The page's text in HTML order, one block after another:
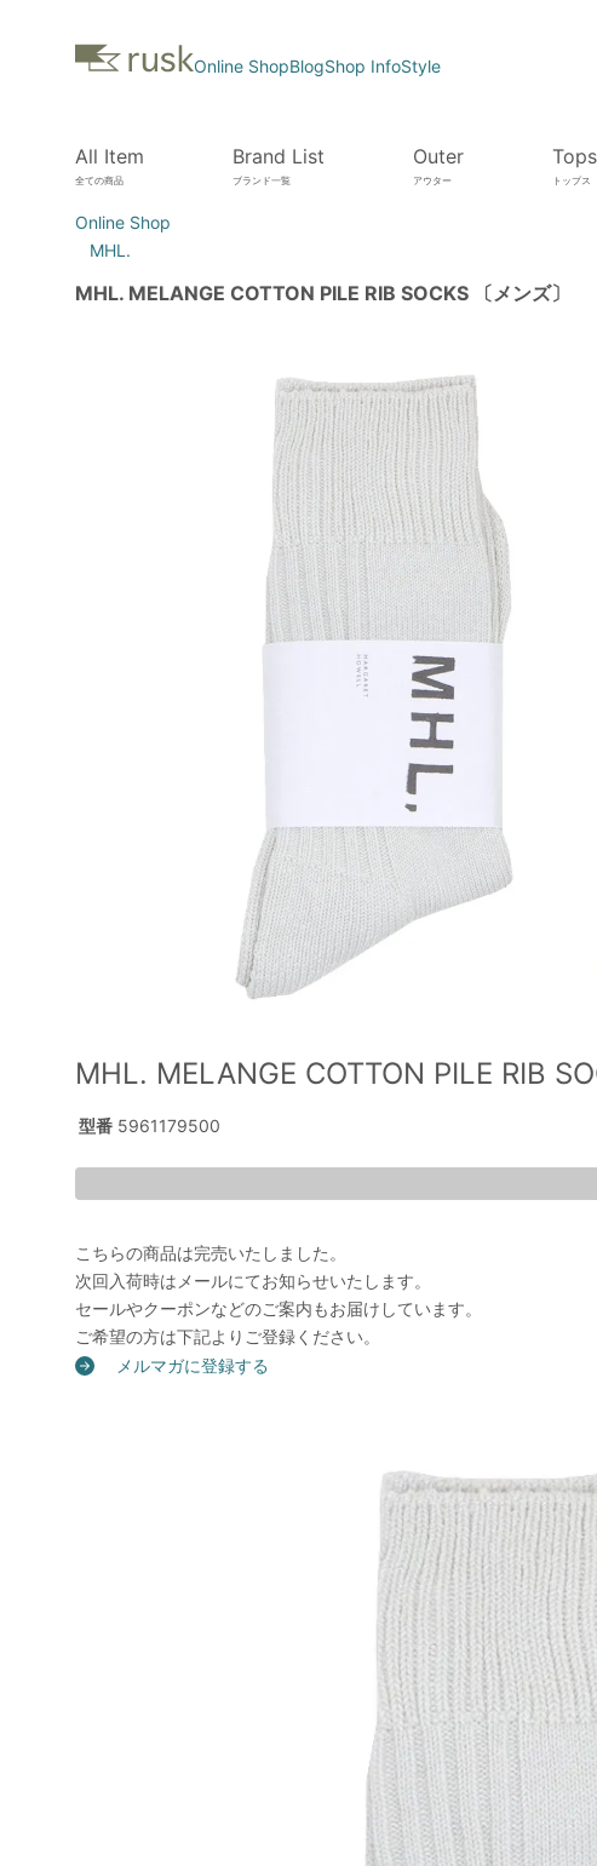
Online ShopBlogShop InfoStyle
All Item
全ての商品
Brand List
ブランド一覧
Outer
アウター
Tops
トップス
Online Shop
MHL.
MHL. MELANGE COTTON PILE RIB SOCKS 〔メンズ〕
MHL. MELANGE COTTON PILE RIB
型番 5961179500
こちらの商品は完売いたしました。
次回入荷時はメールにてお知らせいたします。
セールやクーポンなどのご案内もお届けしています。
ご希望の方は下記よりご登録ください。
メルマガに登録する